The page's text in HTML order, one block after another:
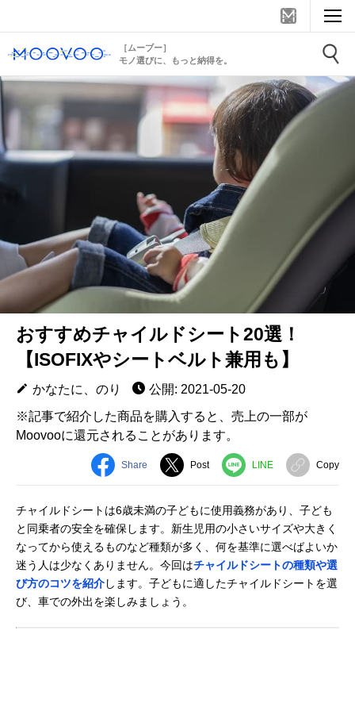
［ムーブー］
モノ選びに、もっと納得を。
おすすめチャイルドシート20選！
【ISOFIXやシートベルト兼用も】
かなたに、のり
公開: 2021-05-20
※記事で紹介した商品を購入すると、売上の一部が
Moovooに還元されることがあります。
Share Post LINE Copy
チャイルドシートは6歳未満の子どもに使用義務があり、子ども
と同乗者の安全を確保します。新生児用の小さいサイズや大きく
なってから使えるものなど種類が多く、何を基準に選べばよいか
迷う人は少なくありません。今回はチャイルドシートの種類や選
び方のコツを紹介します。子どもに適したチャイルドシートを選
び、車での外出を楽しみましょう。